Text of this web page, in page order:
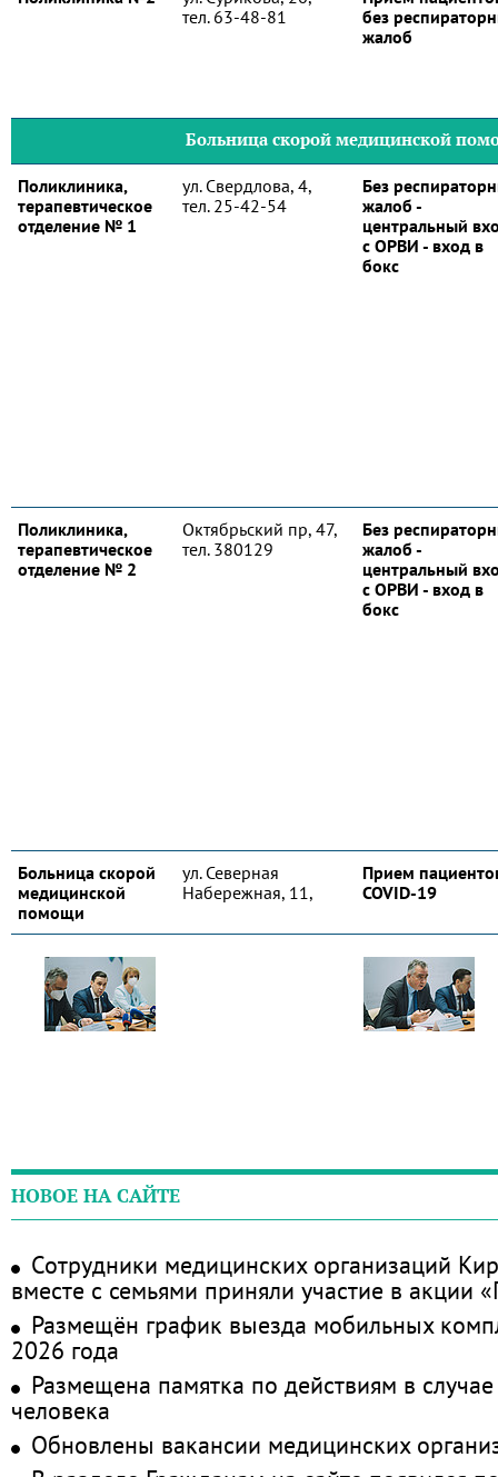
тел. 63-48-81
без
жалоб
Больница скорой медицинской
Поликлиника,
терапевтическое
отделение № 1
ул. Свердлова, 4,
тел. 25-42-54
Без
жалоб -
центральный
с ОРВИ - вход в
бокс
Поликлиника,
терапевтическое
отделение № 2
Октябрьский пр, 47,
тел. 380129
Без
жалоб -
центральный
с ОРВИ - вход в
бокс
Больница скорой
медицинской
помощи
ул. Северная
Набережная, 11,
Прием
COVID-19
НОВОЕ НА САЙТЕ
Сотрудники медицинских организаций
вместе с семьями приняли участие в акции
Размещён график выезда мобильных
2026 года
Размещена памятка по действиям в
человека
Обновлены вакансии медицинских